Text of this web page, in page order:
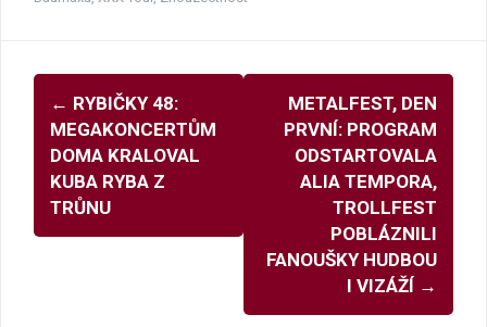
Navigace
pro
příspěvky
← RYBIČKY 48:
MEGAKONCERTŮM
DOMA KRALOVAL
KUBA RYBA Z
TRŮNU
METALFEST, DEN
PRVNÍ: PROGRAM
ODSTARTOVALA
ALIA TEMPORA,
TROLLFEST
POBLÁZNILI
FANOUŠKY HUDBOU
I VIZÁŽÍ →